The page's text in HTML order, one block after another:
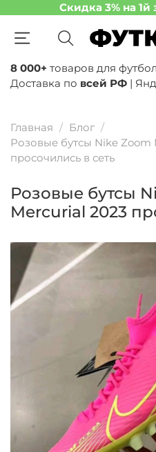
Скидка 3% на 1й
8 000+ товаров для
Доставка по всей РФ |
Главная
Блог
Розовые бутсы Nike Zoom
просочились в сеть
Розовые бутсы
Mercurial 2023